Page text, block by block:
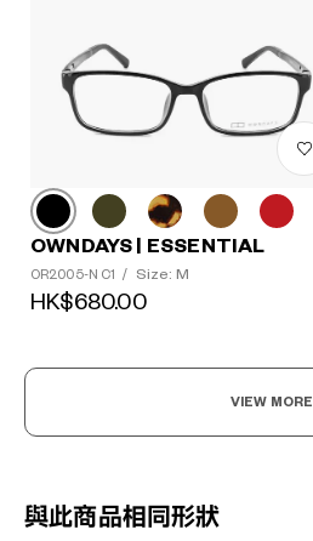
OWNDAYS | ESSENTIAL
OR2005-N C1 / Size: M
HK$680.00
VIEW MORE
與此商品相同形狀